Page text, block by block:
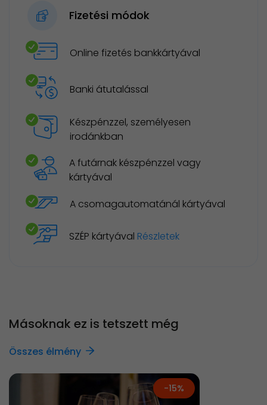
Fizetési módok
Online fizetés bankkártyával
Banki átutalással
Készpénzzel, személyesen
irodánkban
A futárnak készpénzzel vagy
kártyával
A csomagautomatánál kártyával
SZÉP kártyával Részletek
Másoknak ez is tetszett még
Összes élmény
-15%